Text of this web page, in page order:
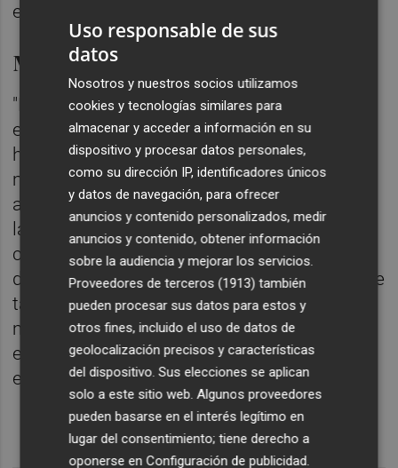
enero, veremos".
Mejora urgente
"Estamos en ello, es cierto que nos hemos
enfrentado a una situación en la que ha
habido imprevistos. Perdimos a Diakhaby en
marzo del año pasado, a Gayà en mayo del
año pasado, a nuestro fichaje importante en
la delantera en la jornada cuatro dejamos de
contar con él, al lateral derecho en el partido
de Getafe y más allá de otros pequeñitos que
también influyen. Ahora tenemos un
mercado en el que podemos influir y
esperemos también que cosas buenas nos
empiecen a suceder".
Uso responsable de sus
datos
Nosotros y nuestros socios utilizamos
cookies y tecnologías similares para
almacenar y acceder a información en su
dispositivo y procesar datos personales,
como su dirección IP, identificadores únicos
y datos de navegación, para ofrecer
anuncios y contenido personalizados, medir
anuncios y contenido, obtener información
sobre la audiencia y mejorar los servicios.
Proveedores de terceros (1913) también
pueden procesar sus datos para estos y
otros fines, incluido el uso de datos de
geolocalización precisos y características
del dispositivo. Sus elecciones se aplican
solo a este sitio web. Algunos proveedores
pueden basarse en el interés legítimo en
lugar del consentimiento; tiene derecho a
oponerse enConfiguración de publicidad